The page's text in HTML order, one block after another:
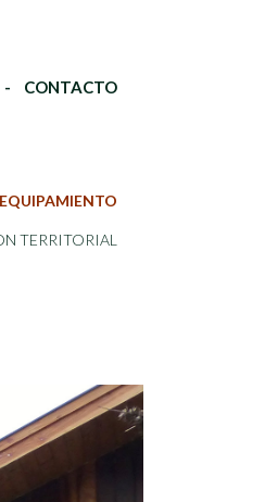
CONTACTO
EQUIPAMIENTO
TERRITORIAL